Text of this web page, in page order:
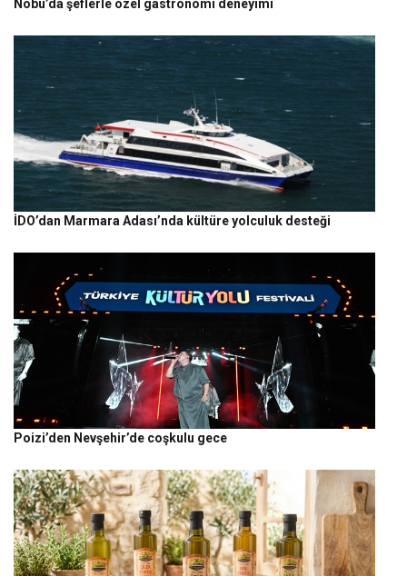
Nobu’da şeflerle özel gastronomi deneyimi
İDO’dan Marmara Adası’nda kültüre yolculuk desteği
Poizi’den Nevşehir’de coşkulu gece